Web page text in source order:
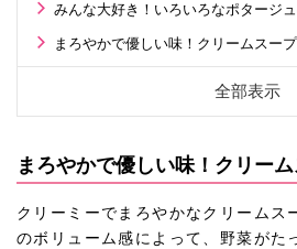
みんな大好き！いろいろなポタージ
まろやかで優しい味！クリームスープ
まろやかで優しい味！クリー
クリーミーでまろやかなクリームス
のボリューム感によって、野菜がた